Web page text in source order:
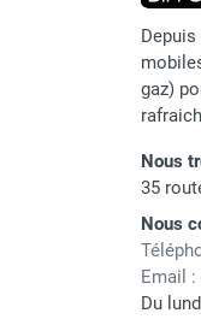
au gaz
Depuis
gaz)
Nous
35
Nous
Email :
Du